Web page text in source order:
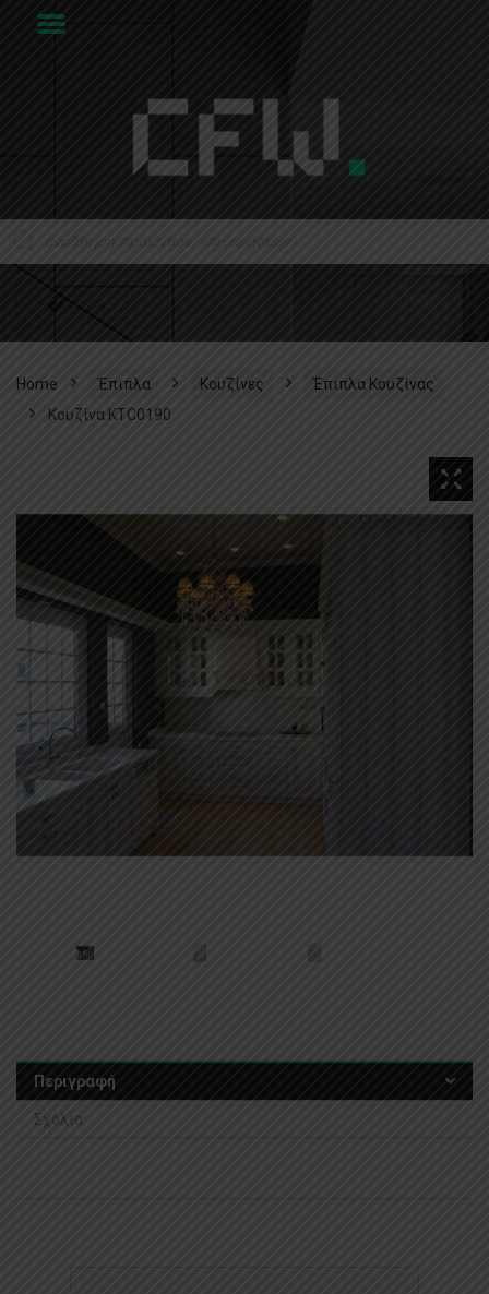
Home Έπιπλα Κουζίνες
Έπιπλα Κουζίνας
Κουζίνα KTC0190
Περιγραφή
Σχόλια